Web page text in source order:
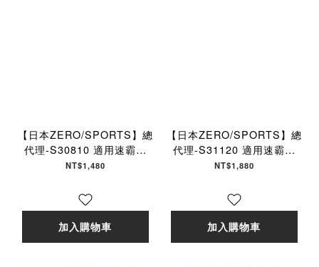
【日本ZERO/SPORTS】總
代理-S30810 適用速霸陸
SUBARU Forester III /
Levorg、WRX、XV II/III
【ZERO/SPORTS】 強力
滅毒抑菌除臭 車用冷氣濾網
NT$1,480
加入購物車
【日本ZERO/SPORTS】總
代理-S31120 適用速霸陸
SUBARU FORESTER II
滅毒抑菌除臭 車用冷氣濾網
NT$1,880
加入購物車